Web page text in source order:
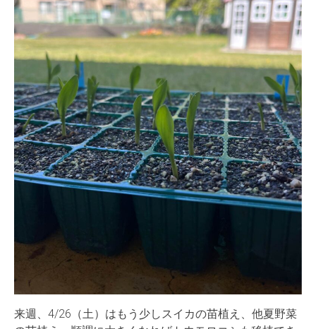
来週、4/26（土）はもう少しスイカの苗植え、他夏野菜